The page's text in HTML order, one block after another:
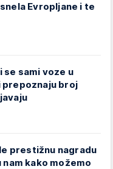
Evropljane i te
se sami voze u
prepoznaju broj
prestižnu nagradu
kako možemo